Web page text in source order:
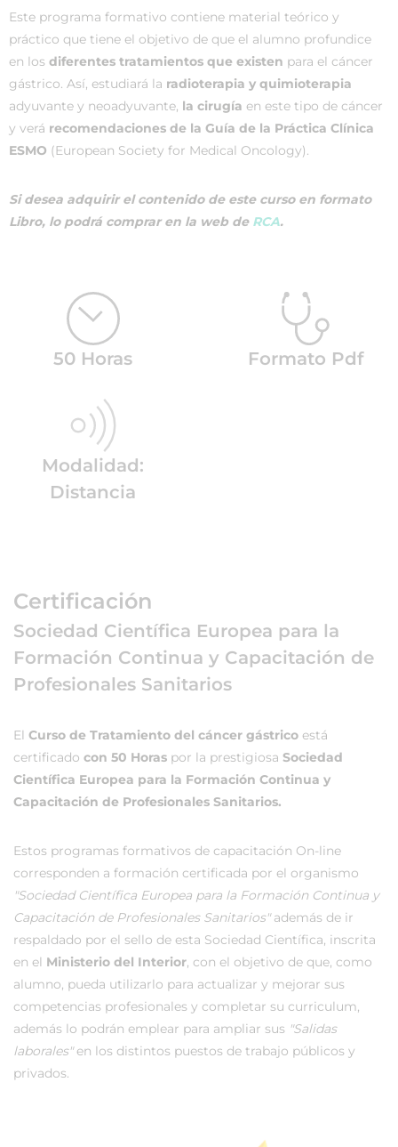
Este programa formativo contiene material teórico y
práctico que tiene el objetivo de que el alumno profundice
en los diferentes tratamientos que existen para el cáncer
gástrico. Así, estudiará la radioterapia y quimioterapia
adyuvante y neoadyuvante, la cirugía en este tipo de cáncer
y verá recomendaciones de la Guía de la Práctica Clínica
ESMO (European Society for Medical Oncology).
Si desea adquirir el contenido de este curso en formato
Libro, lo podrá comprar en la web de RCA.
50 Horas Formato Pdf
Modalidad:
Distancia
Certificación
Sociedad Científica Europea para la
Formación Continua y Capacitación de
Profesionales Sanitarios
El Curso de Tratamiento del cáncer gástrico está
certificado con 50 Horas por la prestigiosa Sociedad
Científica Europea para la Formación Continua y
Capacitación de Profesionales Sanitarios.
Estos programas formativos de capacitación On-line
corresponden a formación certificada por el organismo
"Sociedad Científica Europea para la Formación Continua y
Capacitación de Profesionales Sanitarios"además de ir
respaldado por el sello de esta Sociedad Científica, inscrita
en el Ministerio del Interior, con el objetivo de que, como
alumno, pueda utilizarlo para actualizar y mejorar sus
competencias profesionales y completar su curriculum,
además lo podrán emplear para ampliar sus "Salidas
laborales"en los distintos puestos de trabajo públicos y
privados.